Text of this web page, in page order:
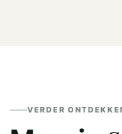
VERDER